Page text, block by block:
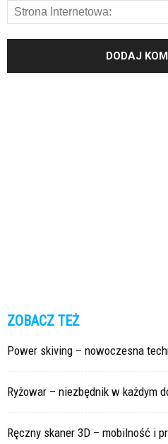
ZOBACZ TEŻ
Power skiving – nowoczesna
Ryżowar – niezbędnik w każdym
Ręczny skaner 3D – mobilność i